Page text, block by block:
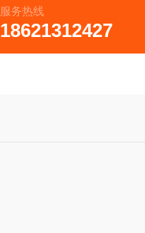
服务热线
18621312427